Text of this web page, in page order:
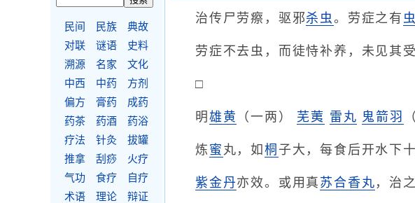
治传尸劳瘵，驱邪杀虫。劳症之有 虫
劳症不去虫，而徒恃补养，未见其
□
明 雄黄 （一两） 芜荑 雷丸 鬼箭羽
炼 蜜 丸，如桐 子大，每食后开水下
紫金丹亦效。或用真 苏合香丸 ，治
民间 民族
典故
对联
谜语
史料
溯源
名家
文化
中西
中药
方剂
偏方
膏药
成药
药茶
药酒
药浴
疗法
针灸
拔罐
推拿
刮痧
火疗
气功
食疗
自疗
术语
理论
辩证